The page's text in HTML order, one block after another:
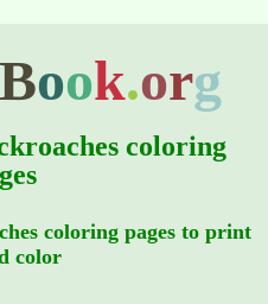
Book.org
coloring
coloring pages to print
color